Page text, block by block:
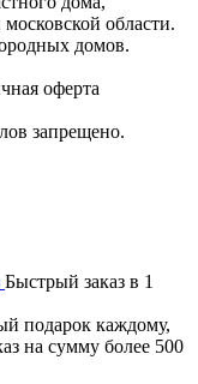
области.
домов.
оферта
запрещено.
Быстрый заказ в 1
подарок каждому,
на сумму более 500